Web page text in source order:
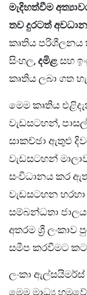
මැදිහත්වීම
තව දුරටත්
කෘතිය පරිශීලනය
සිංහල, දමිළ සහ
කෘතිය ලබා ගත
මෙම කෘතිය
වැඩසටහන්,
සාකච්ඡා ඇතුළු
වැඩසටහන්
සංවිධානය කර
වැඩසටහන හරහා
සම්බන්ධතා
අතරම ශ්‍රී
සමීප කරවීමට
ලංකා
මෙම මාධ්‍ය